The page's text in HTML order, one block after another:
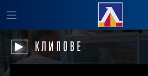
КЛИПОВЕ